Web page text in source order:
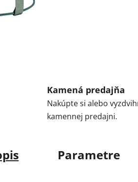
Kamená predajňa
Nakúpte si alebo
kamennej predajni.
Parametre